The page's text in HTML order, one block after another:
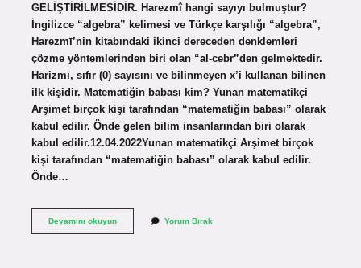
GELİŞTİRİLMESİDİR. Harezmî hangi sayıyı bulmuştur?
İngilizce “algebra” kelimesi ve Türkçe karşılığı “algebra”,
Harezmī’nin kitabındaki ikinci dereceden denklemleri
çözme yöntemlerinden biri olan “al-cebr”den gelmektedir.
Hārizmī, sıfır (0) sayısını ve bilinmeyen x’i kullanan bilinen
ilk kişidir. Matematiğin babası kim? Yunan matematikçi
Arşimet birçok kişi tarafından “matematiğin babası” olarak
kabul edilir. Önde gelen bilim insanlarından biri olarak
kabul edilir.12.04.2022Yunan matematikçi Arşimet birçok
kişi tarafından “matematiğin babası” olarak kabul edilir.
Önde…
Devamını okuyunHarezminin Yorum Bırak